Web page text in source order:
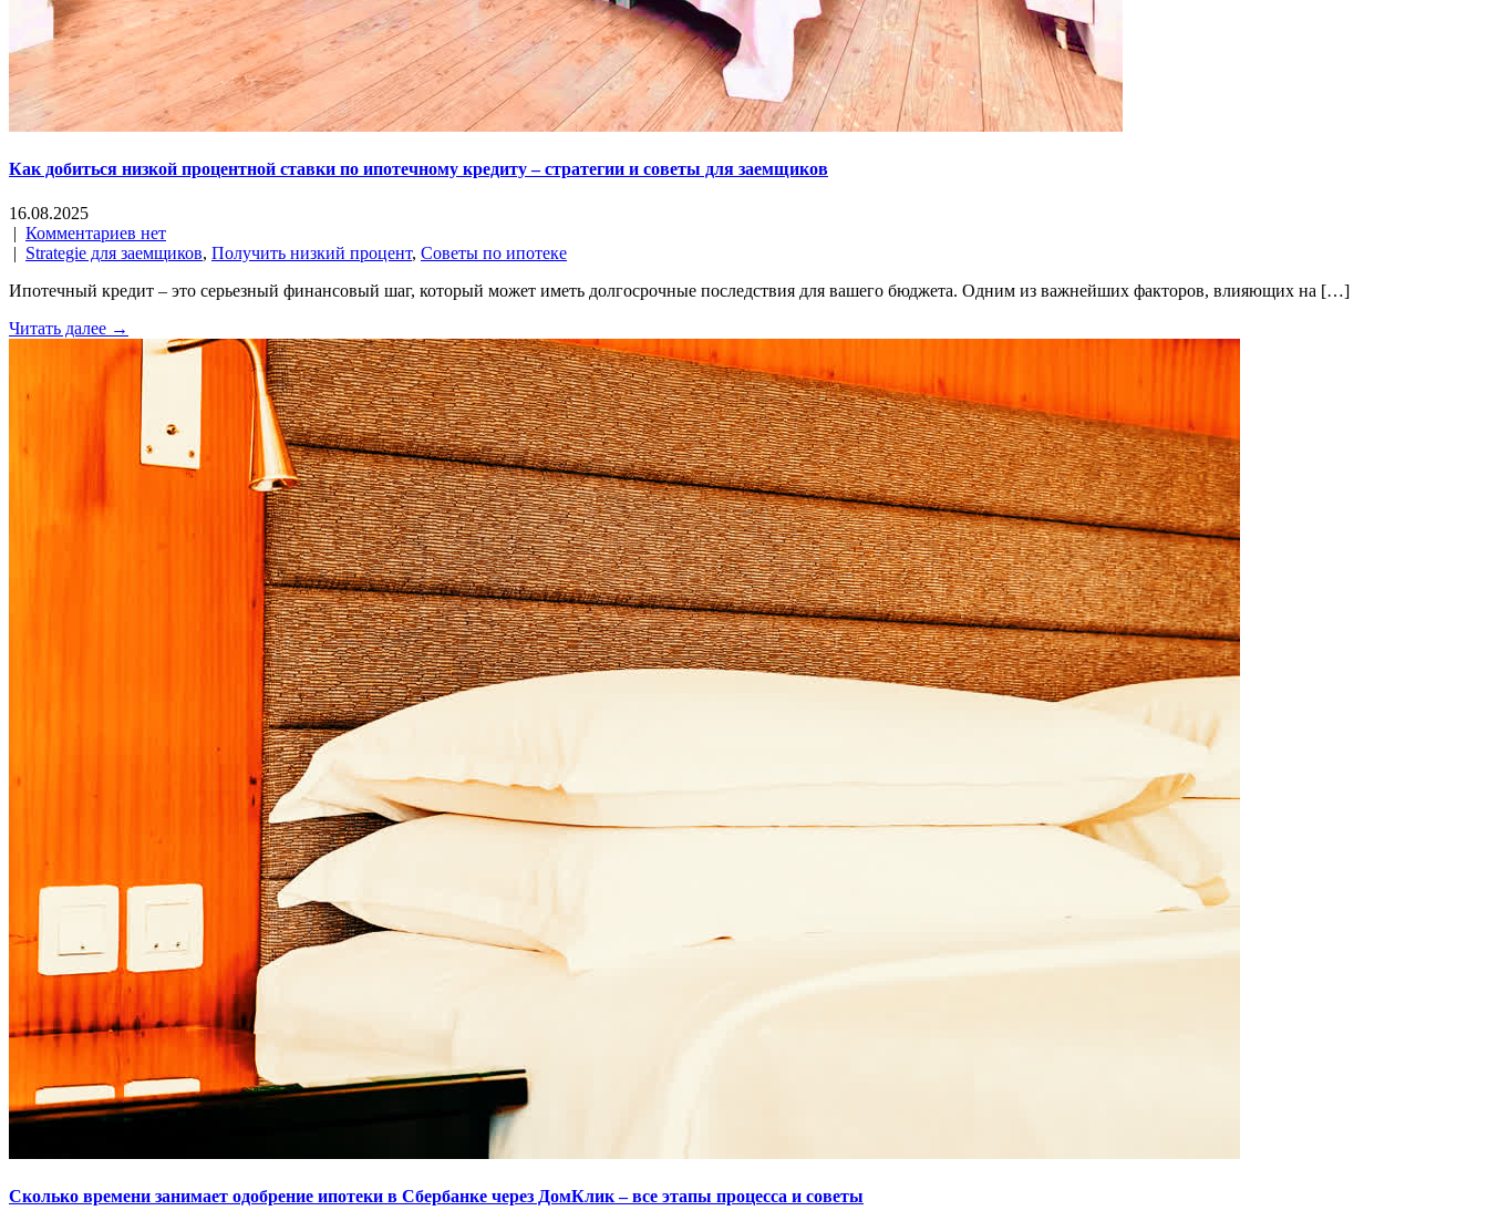
Как добиться низкой процентной ставки по ипотечному кредиту – стратегии и советы для заемщиков
16.08.2025
| Комментариев нет
| Strategie для заемщиков, Получить низкий процент, Советы по ипотеке
Ипотечный кредит – это серьезный финансовый шаг, который может иметь долгосрочные последствия для вашего бюджета. Одним из важнейших факторов, влияющих на […]
Читать далее →
Сколько времени занимает одобрение ипотеки в Сбербанке через ДомКлик – все этапы процесса и советы